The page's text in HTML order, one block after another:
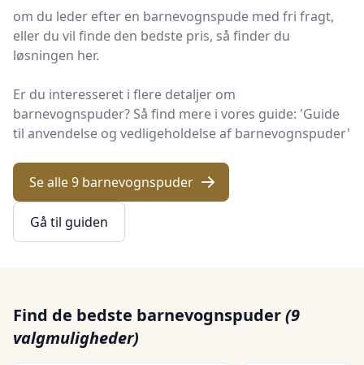
om du leder efter en barnevognspude med fri fragt,
eller du vil finde den bedste pris, så finder du
løsningen her.
Er du interesseret i flere detaljer om
barnevognspuder? Så find mere i vores guide: 'Guide
til anvendelse og vedligeholdelse af barnevognspuder'
Se alle 9 barnevognspuder
Gå til guiden
Find de bedste barnevognspuder(9
valgmuligheder)